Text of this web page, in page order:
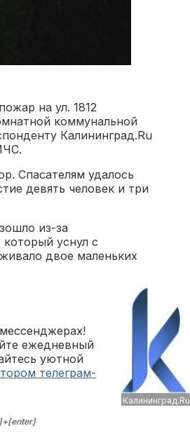
на ул. 1812
коммунальной
Калининград.Ru
Спасателям удалось
девять человек и три
из-за
уснул с
двое маленьких
Калининград.Ru
ежедневный
уютной
телеграм-